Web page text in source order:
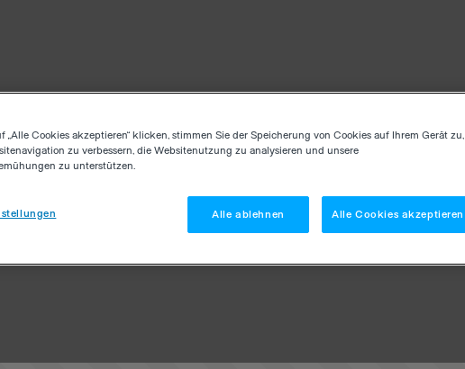
„Alle Cookies akzeptieren“ klicken, stimmen Sie der Speicherung von Cookies auf Ihrem Gerät zu,
zu verbessern, die Websitenutzung zu analysieren und unsere
zu unterstützen.
Alle ablehnen Alle Cookies akzeptieren